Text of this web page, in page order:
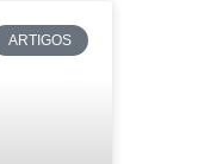
ARTIGOS